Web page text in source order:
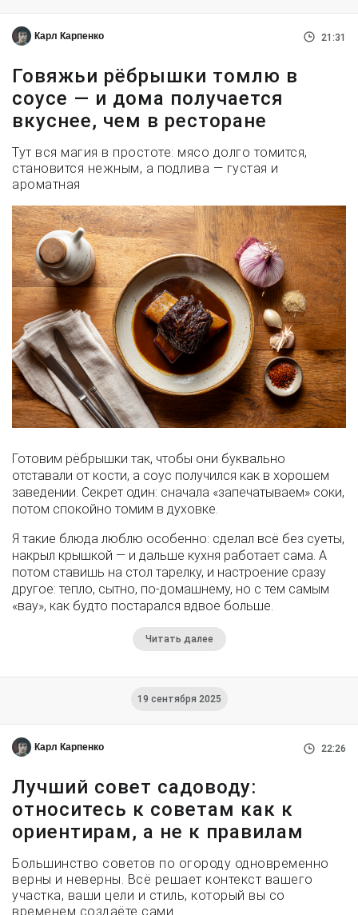
Карл Карпенко 21:31
Говяжьи рёбрышки томлю в
соусе — и дома получается
вкуснее, чем в ресторане
Тут вся магия в простоте: мясо долго томится,
становится нежным, а подлива — густая и
ароматная
Готовим рёбрышки так, чтобы они буквально
отставали от кости, а соус получился как в хорошем
заведении. Секрет один: сначала «запечатываем» соки,
потом спокойно томим в духовке.
Я такие блюда люблю особенно: сделал всё без суеты,
накрыл крышкой — и дальше кухня работает сама. А
потом ставишь на стол тарелку, и настроение сразу
другое: тепло, сытно, по-домашнему, но с тем самым
«вау», как будто постарался вдвое больше.
Читать далее
19 сентября 2025
Карл Карпенко 22:26
Лучший совет садоводу:
относитесь к советам как к
ориентирам, а не к правилам
Большинство советов по огороду одновременно
верны и неверны. Всё решает контекст вашего
участка, ваши цели и стиль, который вы со
временем создаёте сами.